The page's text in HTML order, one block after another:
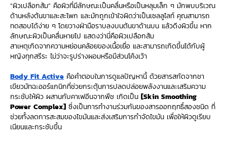
“ผิวเปลือกส้ม” คือผิวที่มีลักษณะเป็นคลื่นหรือเป็นหลุมเล็ก ๆ มักพบบริเวณ
ด้านหลังต้นขาและสะโพก และมักถูกเข้าใจผิดว่าเป็นเซลลูไลท์ คุณสามารถ
ทดสอบได้ง่าย ๆ โดยวางฝ่ามือราบลงบนต้นขาด้านบน แล้วดึงผิวขึ้น หาก
ลักษณะผิวเป็นคลื่นหายไป แสดงว่านี่คือผิวเปลือกส้ม
สาเหตุเกิดจากความหย่อนคล้อยของเนื้อเยื่อ และสามารถเกิดขึ้นได้กับผู้
หญิงทุกสรีระ ไม่ว่าจะรูปร่างผอมหรือมีส่วนโค้งเว้า
Body Fit Active คือคำตอบในการดูแลปัญหานี้ ด้วยสารสกัดจากชา
เขียวมัทฉะออร์แกนิกที่ช่วยกระตุ้นการปลดปล่อยพลังงานและเสริมความ
กระชับให้ผิว ผสานกับคาเฟอีนจากพืช เกิดเป็น [Skin Smoothing
Power Complex] ซึ่งเป็นการทำงานร่วมกันของสารออกฤทธิ์สองชนิด ที่
ช่วยทั้งลดการสะสมของไขมันและส่งเสริมการกำจัดไขมัน เพื่อให้ผิวดูเรียบ
เนียนและกระชับขึ้น